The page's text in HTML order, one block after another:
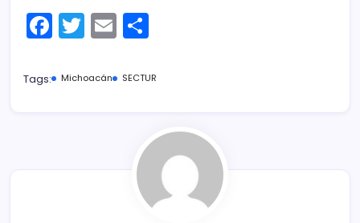
F
a
c
T
w
itt
E
m
ai m
ar
tir
Tags: Michoacán SECTUR